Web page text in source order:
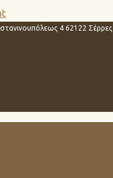
4 62122 Σέρρες